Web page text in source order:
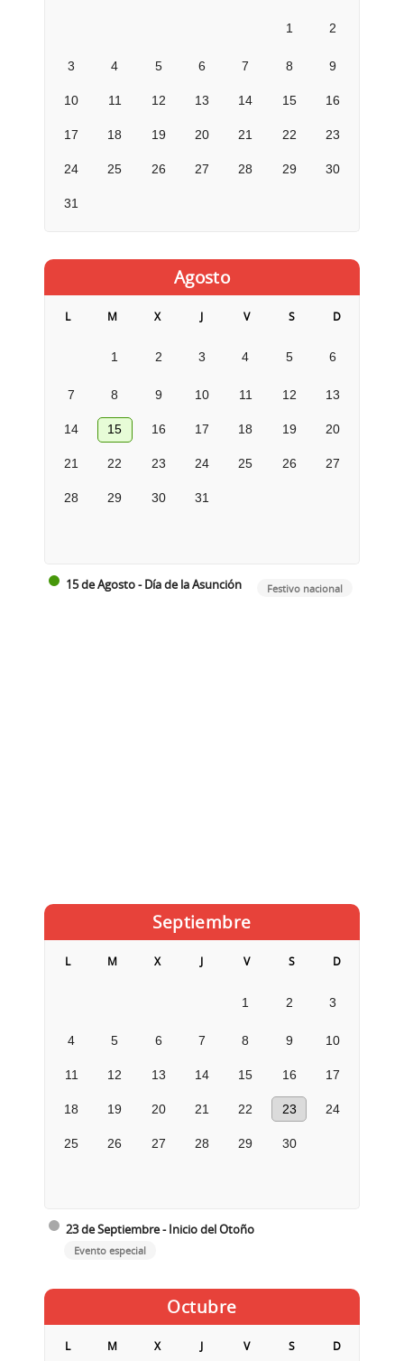
1 2
3 4 5 6 7 8 9
10 11 12 13 14 15 16
17 18 19 20 21 22 23
24 25 26 27 28 29 30
31
Agosto
L M X J V S D
1 2 3 4 5 6
7 8 9 10 11 12 13
14 15 16 17 18 19 20
21 22 23 24 25 26 27
28 29 30 31
15 de Agosto - Día de la Asunción Festivo nacional
Septiembre
L M X J V S D
1 2 3
4 5 6 7 8 9 10
11 12 13 14 15 16 17
18 19 20 21 22 23 24
25 26 27 28 29 30
23 de Septiembre - Inicio del Otoño
Evento especial
Octubre
L M X J V S D